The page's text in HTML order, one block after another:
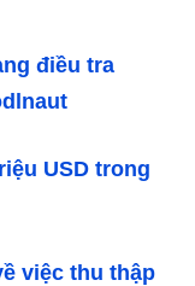
điều tra
USD trong
việc thu thập